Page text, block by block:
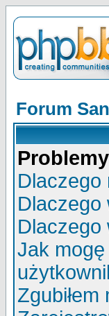
Forum
Dlaczego
Dlaczego
Dlaczego
Jak
Zgubiłem